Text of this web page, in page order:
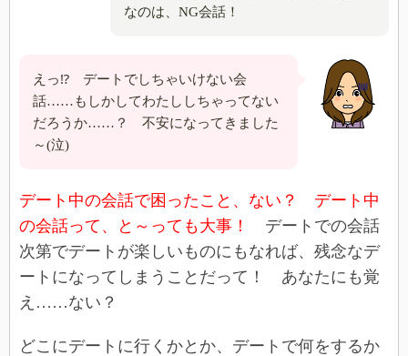
なのは、NG会話！
えっ⁉ デートでしちゃいけない会
話……もしかしてわたししちゃってない
だろうか……？ 不安になってきました
～(泣)
デート中の会話で困ったこと、ない？ デート中
の会話って、と～っても大事！
デートでの会話
次第でデートが楽しいものにもなれば、残念なデ
ートになってしまうことだって！ あなたにも覚
え……ない？
どこにデートに行くかとか、デートで何をするか